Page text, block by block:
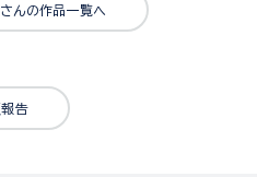
んの作品一覧へ
告